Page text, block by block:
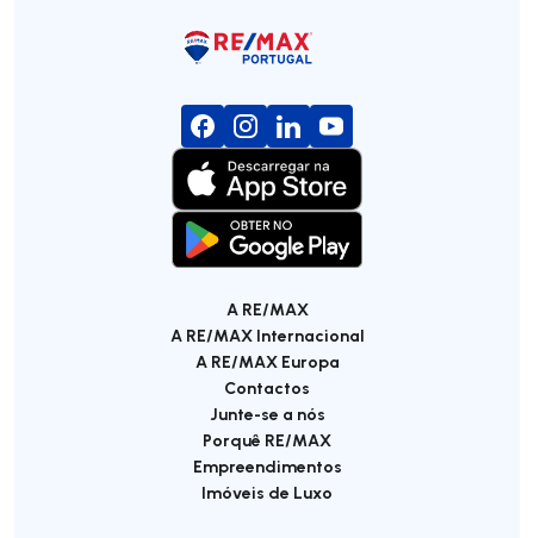
A RE/MAX
A RE/MAX Internacional
A RE/MAX Europa
Contactos
Junte-se a nós
Porquê RE/MAX
Empreendimentos
Imóveis de Luxo